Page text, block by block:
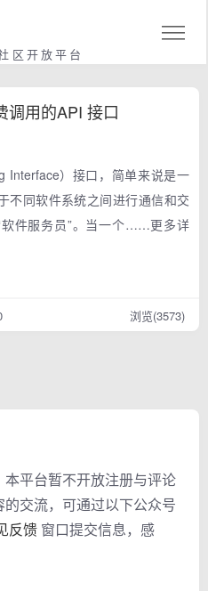
区开放平台
调用的API 接口
Interface）接口，简单来说是一
不同软件系统之间进行通信和交
件服务员”。当一个……更多详
浏览(3573)
平台暂不开放注册与评论
交流，可通过以下公众号
反馈 窗口提交信息，感